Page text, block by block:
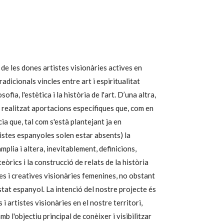
les dones artistes visionàries actives en
vincles entre art i espiritualitat
l'estètica i la història de l'art. D’una altra
aportacions específiques que, com en
que, tal com s'està plantejant ja en
espanyoles solen estar absents) la
i altera, inevitablement, definicions,
i la construcció de relats de la història
i creatives visionàries femenines, no obstant
espanyol. La intenció del nostre projecte és
i artistes visionàries en el nostre territori,
l'objectiu principal de conèixer i visibilitzar